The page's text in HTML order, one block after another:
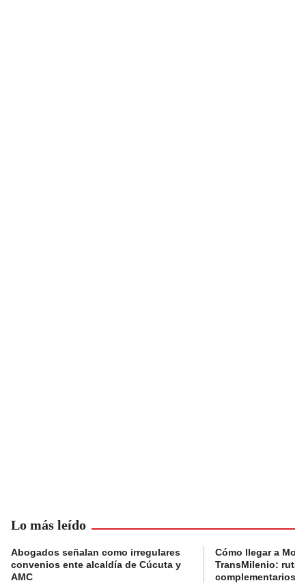
Lo más leído
Abogados señalan como irregulares
convenios ente alcaldía de Cúcuta y
AMC
Cómo llegar a
TransMilenio:
complementarios